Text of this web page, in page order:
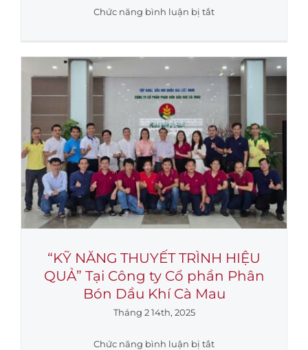
Chức năng bình luận bị tắtở
10
Năm
hành
Chúc
mừng
Xuân
Ất
Tỵ
2025
“KỸ NĂNG THUYẾT TRÌNH HIỆU
QUẢ” Tại Công ty Cổ phần Phân
Bón Dầu Khí Cà Mau
Tháng 2 14th, 2025
Chức năng bình luận bị tắtở